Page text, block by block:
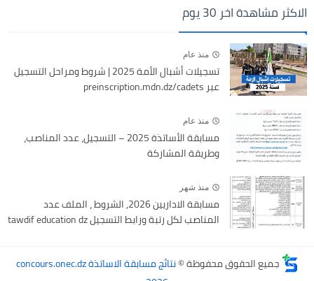
الاكثر مشاهدة اخر 30 يوم
منذ عام
تسجيلات أشبال الأمة 2025 | شروط ومراحل التسجيل
عبر preinscription.mdn.dz/cadets
منذ عام
مسابقة الأساتذة 2025 – التسجيل، عدد المناصب،
وطريقة المشاركة
منذ شهر
مسابقة الاداريين 2026, الشروط ، الملف عدد
المناصب لكل رتبة ورابط التسجيل tawdif education dz
جميع الحقوق محفوظة ©
نتائج مسابقة الاساتذة concours.onec.dz